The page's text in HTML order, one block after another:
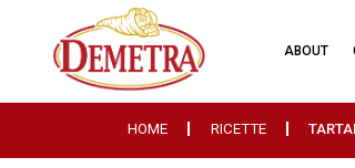
ABOUT
HOME RICETTE